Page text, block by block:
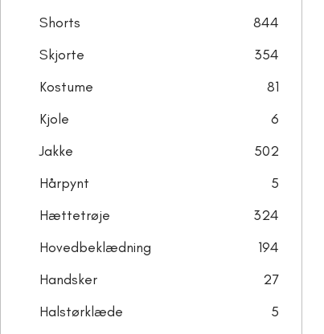
Shorts
844
Skjorte
354
Kostume
81
Kjole
6
Jakke
502
Hårpynt
5
Hættetrøje
324
Hovedbeklædning
194
Handsker
27
Halstørklæde
5